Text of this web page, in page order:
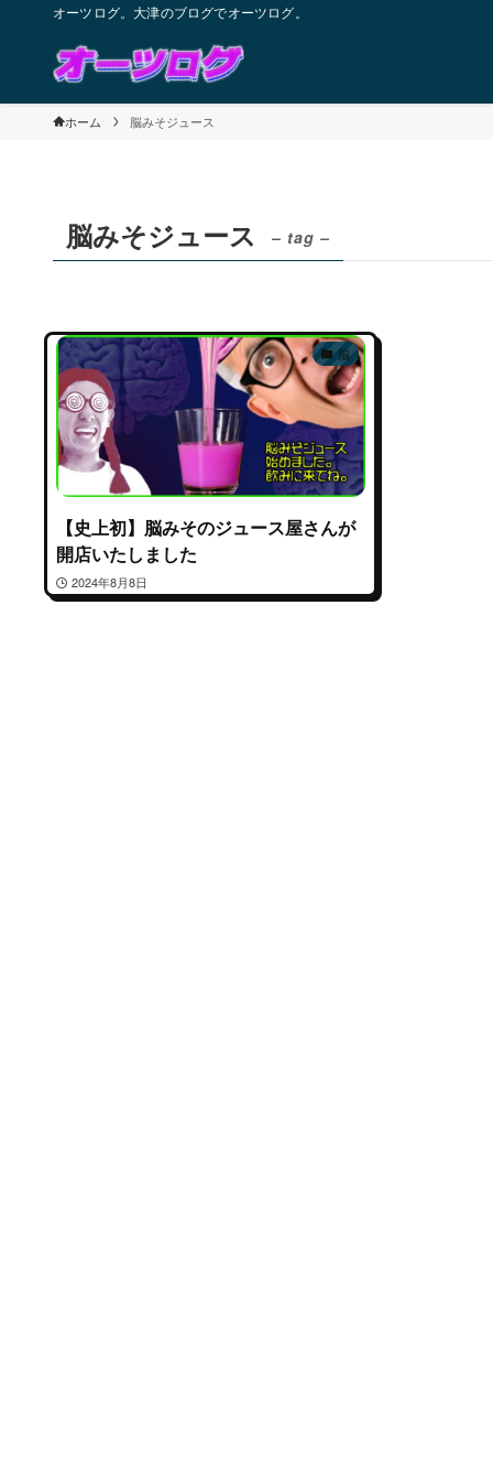
オーツログ。大津のブログでオーツログ。
ホーム 脳みそジュース
脳みそジュース – tag –
脳
【史上初】脳みそのジュース屋さんが
開店いたしました
2024年8月8日